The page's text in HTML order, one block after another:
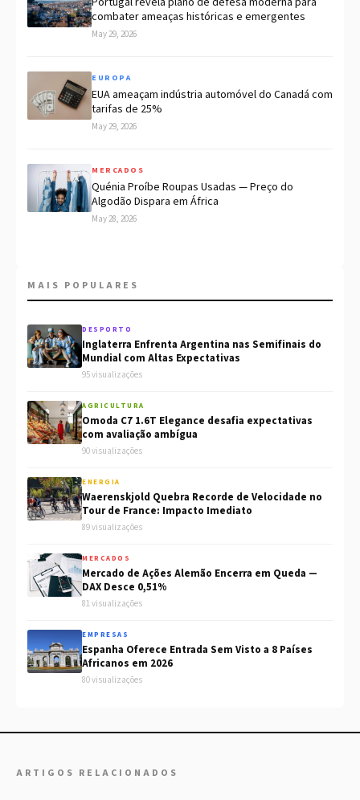
combater ameaças históricas e emergentes
May 29, 2026
EUROPA
EUA ameaçam indústria automóvel do Canadá com
tarifas de 25%
May 29, 2026
MERCADOS
Quénia Proíbe Roupas Usadas — Preço do
Algodão Dispara em África
May 28, 2026
MAIS POPULARES
DESPORTO
Inglaterra Enfrenta Argentina nas Semifinais do
Mundial com Altas Expectativas
95 visualizações
AGRICULTURA
Omoda C7 1.6T Elegance desafia expectativas
com avaliação ambígua
90 visualizações
ENERGIA
Waerenskjold Quebra Recorde de Velocidade no
Tour de France: Impacto Imediato
89 visualizações
MERCADOS
Mercado de Ações Alemão Encerra em Queda —
DAX Desce 0,51%
81 visualizações
EMPRESAS
Espanha Oferece Entrada Sem Visto a 8 Países
Africanos em 2026
80 visualizações
ARTIGOS RELACIONADOS